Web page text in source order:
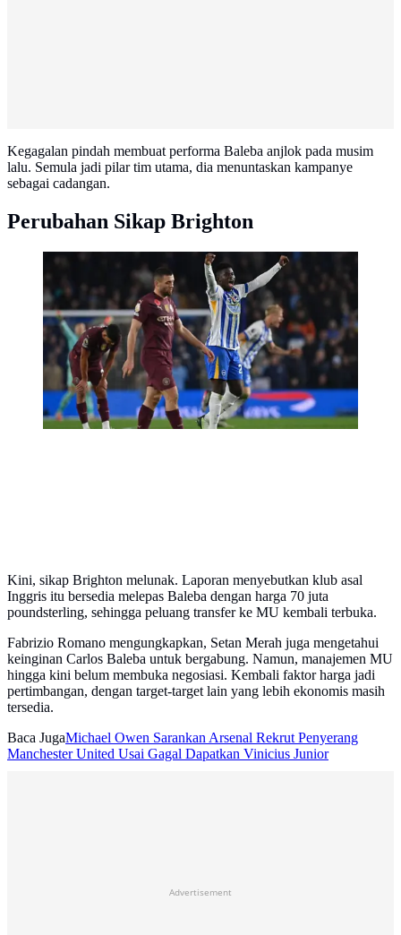
Kegagalan pindah membuat performa Baleba anjlok pada musim
lalu. Semula jadi pilar tim utama, dia menuntaskan kampanye
sebagai cadangan.
Perubahan Sikap Brighton
Gelandang Brighton asal Kamerun #20, Carlos Baleba
(2R), merayakan golnya di lapangan setelah
pertandingan Liga Primer Inggris antara Brighton dan
Hove Albion dan Manchester City di Stadion
Komunitas American Express di Brighton, Inggris
selatan, Minggu dini hari WIB (10/11/2024). Brighton
memenangkan pertandingan dengan skor 2-1. (Glyn
KIRK/AFP)
Kini, sikap Brighton melunak. Laporan menyebutkan klub asal
Inggris itu bersedia melepas Baleba dengan harga 70 juta
poundsterling, sehingga peluang transfer ke MU kembali terbuka.
Fabrizio Romano mengungkapkan, Setan Merah juga mengetahui
keinginan Carlos Baleba untuk bergabung. Namun, manajemen MU
hingga kini belum membuka negosiasi. Kembali faktor harga jadi
pertimbangan, dengan target-target lain yang lebih ekonomis masih
tersedia.
Baca JugaMichael Owen Sarankan Arsenal Rekrut Penyerang
Manchester United Usai Gagal Dapatkan Vinicius Junior
Advertisement